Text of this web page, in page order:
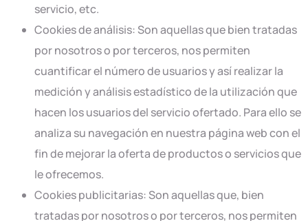
servicio, etc.
Cookies de análisis: Son aquellas que bien tratadas
por nosotros o por terceros, nos permiten
cuantificar el número de usuarios y así realizar la
medición y análisis estadístico de la utilización que
hacen los usuarios del servicio ofertado. Para ello se
analiza su navegación en nuestra página web con el
fin de mejorar la oferta de productos o servicios que
le ofrecemos.
Cookies publicitarias: Son aquellas que, bien
tratadas por nosotros o por terceros, nos permiten